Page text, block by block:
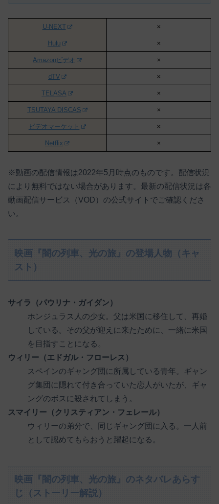
U-NEXT ×
Hulu ×
Amazonビデオ ×
dTV ×
TELASA ×
TSUTAYA DISCAS ×
ビデオマーケット ×
Netflix ×
※動画の配信情報は2022年5月時点のものです。配信状況
により無料ではない場合があります。最新の配信状況は各
動画配信サービス（VOD）の公式サイトでご確認くださ
い。
映画『闇の列車、光の旅』の登場人物（キャ
スト）
サイラ（パウリナ・ガイダン）
ホンジュラス人の少女。父は米国に移住して、再婚
している。その父が迎えに来たために、一緒に米国
を目指すことになる。
ウィリー（エドガル・フローレス）
スペインのギャング団に所属している青年。ギャン
グ集団に隠れて付き合っていた恋人がいたが、ギャ
ングのボスに殺されてしまう。
スマイリー（クリスティアン・フェレール）
ウィリーの弟分で、同じギャング団に入る。一人前
として認めてもらおうと躍起になる。
映画『闇の列車、光の旅』のネタバレあらす
じ（ストーリー解説）